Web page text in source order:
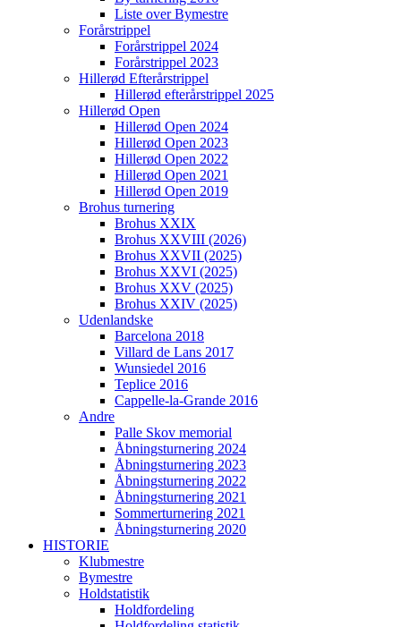
Liste over Bymestre
Forårstrippel
Forårstrippel 2024
Forårstrippel 2023
Hillerød Efterårstrippel
Hillerød efterårstrippel 2025
Hillerød Open
Hillerød Open 2024
Hillerød Open 2023
Hillerød Open 2022
Hillerød Open 2021
Hillerød Open 2019
Brohus turnering
Brohus XXIX
Brohus XXVIII (2026)
Brohus XXVII (2025)
Brohus XXVI (2025)
Brohus XXV (2025)
Brohus XXIV (2025)
Udenlandske
Barcelona 2018
Villard de Lans 2017
Wunsiedel 2016
Teplice 2016
Cappelle-la-Grande 2016
Andre
Palle Skov memorial
Åbningsturnering 2024
Åbningsturnering 2023
Åbningsturnering 2022
Åbningsturnering 2021
Sommerturnering 2021
Åbningsturnering 2020
HISTORIE
Klubmestre
Bymestre
Holdstatistik
Holdfordeling